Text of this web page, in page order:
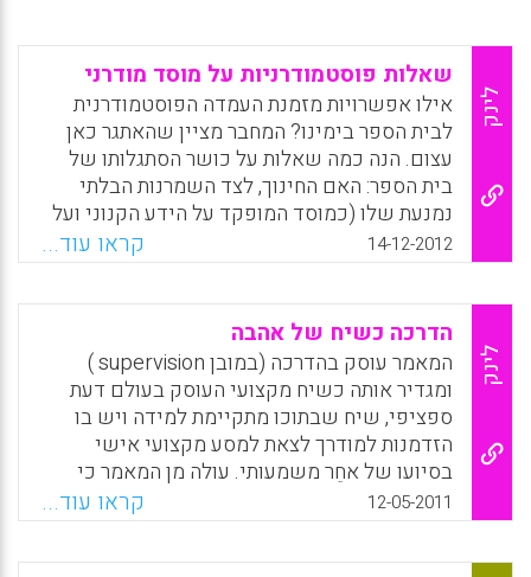
לינק
שאלות פוסטמודרניות על מוסד מודרני
אילו אפשרויות מזמנת העמדה הפוסטמודרנית
לבית הספר בימינו? המחבר מציין שהאתגר כאן
עצום. הנה כמה שאלות על כושר הסתגלותו של
בית הספר: האם החינוך, לצד השמרנות הבלתי
נמנעת שלו (כמוסד המופקד על הידע הקנוני ועל
מסירתו לדור הצעיר), יוכל להיפתח לתהליכים
מערערים ביחס לידע, לסמכות, ליחסים בין בני
אדם? האם היפתחות כזאת כרוכה בהכרח בווי תור
על דפוסים ארגוניים ממוסדים החותרים להסדרה
או לשינוי שלהם – הכיתה, מערך שיעור, תכנית
לימודים, הניהול, הפיקוח? ( ישראל כ"ץ).
WhatsApp
Facebook
Email
X
14-12-2012 קראו עוד...
לינק
הדרכה כשיח של אהבה
המאמר עוסק בהדרכה (במובן supervision )
ומגדיר אותה כשיח מקצועי העוסק בעולם דעת
ספציפי, שיח שבתוכו מתקיימת למידה ויש בו
הזדמנות למודרך לצאת למסע מקצועי אישי
בסיועו של אחֵר משמעותי. עולה מן המאמר כי
ההדרכה היא פרקטיקה פרדוקסלית במהותה; היא
נעה בין קטבים שיוצרים דילמות ומתחים: בין
המאמץ לשלוט לבין הצורך לוותר על שליטה; בין
12-05-2011 קראו עוד...